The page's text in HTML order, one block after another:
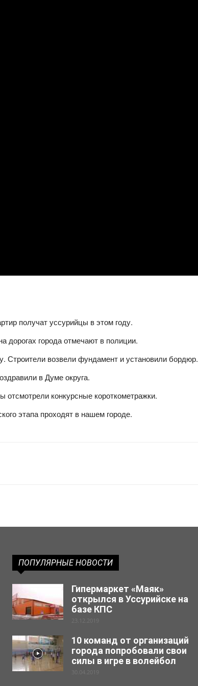
получат уссурийцы в этом году.
дорогах города отмечают в полиции.
Строители возвели фундамент и установили бордюр.
в Думе округа.
отсмотрели конкурсные короткометражки.
этапа проходят в нашем городе.
ПОПУЛЯРНЫЕ НОВОСТИ
Гипермаркет «Маяк»
открылся в Уссурийске на
базе КПС
23.12.2019
10 команд от организаций
города попробовали свои
силы в игре в волейбол
30.04.2019